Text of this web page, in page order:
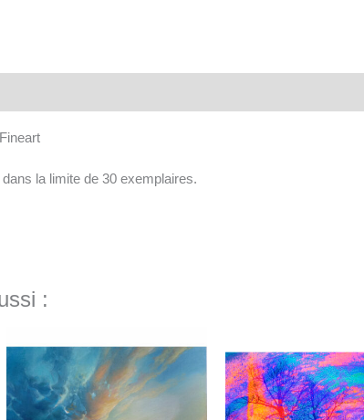
la limite de 30 exemplaires.
:
de
prix :
105€
à
180€